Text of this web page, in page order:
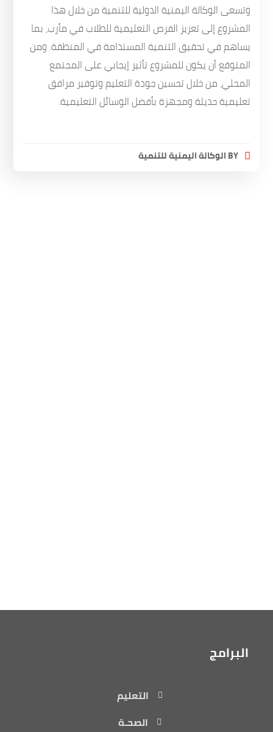
وتسعى الوكالة اليمنية الدولية للتنمية من خلال هذا
المشروع إلى تعزيز الفرص التعليمية للطلاب في مأرب، بما
يساهم في تحقيق التنمية المستدامة في المنطقة. ومن
المتوقع أن يكون للمشروع تأثير إيجابي على المجتمع
المحلي، من خلال تحسين جودة التعليم وتوفير مرافق
تعليمية حديثة ومجهزة بأفضل الوسائل التعليمية.
BYالوكالة اليمنية للتنمية
البرامج
التعليم
الصحـة